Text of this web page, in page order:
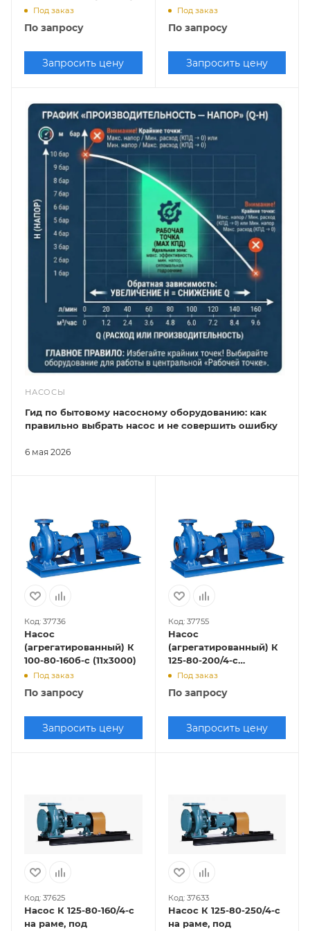
СМ Ливгидромаш
Помповые фекальные
кВт
Под заказ
По запросу
Запросить цену
(7,5х1500)
Под заказ
По запросу
Запросить цену
НАСОСЫ
6 мая 2026
Гид по бытовому насосному оборудованию: как
правильно выбрать насос и не совершить ошибку
Код: 37736
Насос
(агрегатированный) К
100-80-160б-с (11х3000)
Под заказ
По запросу
Запросить цену
Код: 37755
Насос
(агрегатированный) К
125-80-200/4-с
(5,5х1500)
Под заказ
По запросу
Запросить цену
Код: 37625
Насос К 125-80-160/4-с
на раме, под
Код: 37633
Насос К 125-80-250/4-с
на раме, под